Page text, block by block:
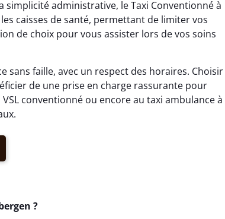
administrative, le Taxi Conventionné à
caisses de santé, permettant de limiter vos
de choix pour vous assister lors de vos soins
sans faille, avec un respect des horaires. Choisir
de une prise en charge rassurante pour
conventionné ou encore au taxi ambulance à
?